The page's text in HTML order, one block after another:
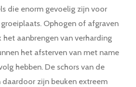
die enorm gevoelig zijn voor
Ophogen of afgraven
het aanbrengen van verharding
het afsterven van met name
hebben. De schors van de
daardoor zijn beuken extreem